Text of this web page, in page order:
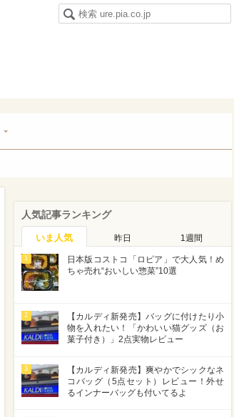
人気記事ランキング
いま人気 昨日 1週間
1
日本版コストコ「ロピア」で大人気！め
ちゃ売れ“おいしい惣菜”10選
2
【カルディ新発売】バッグに付けたり小
物を入れたい！「かわいい猫グッズ（お
菓子付き）」2点実物レビュー
3
【カルディ新発売】爽やかでシックなネ
コバッグ（5点セット）レビュー！外せ
るインナーバッグも付いてるよ